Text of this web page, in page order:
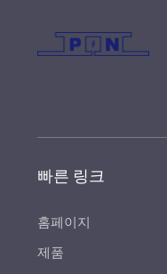
빠른 링크
홈페이지
제품